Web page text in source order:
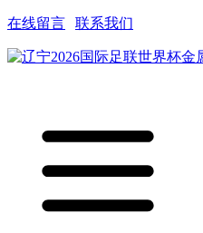
在线留言 联系我们